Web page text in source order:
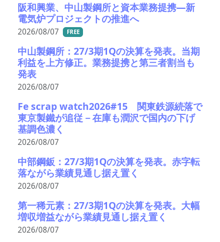
阪和興業、中山製鋼所と資本業務提携―新
電気炉プロジェクトの推進へ
2026/08/07 FREE
中山製鋼所：27/3期1Qの決算を発表。当期
利益を上方修正。業務提携と第三者割当も
発表
2026/08/07
Fe scrap watch2026#15 関東鉄源続落で
東京製鐵が追従－在庫も潤沢で国内の下げ
基調色濃く
2026/08/07
中部鋼鈑：27/3期1Qの決算を発表。赤字転
落ながら業績見通し据え置く
2026/08/07
第一稀元素：27/3期1Qの決算を発表。大幅
増収増益ながら業績見通し据え置く
2026/08/07